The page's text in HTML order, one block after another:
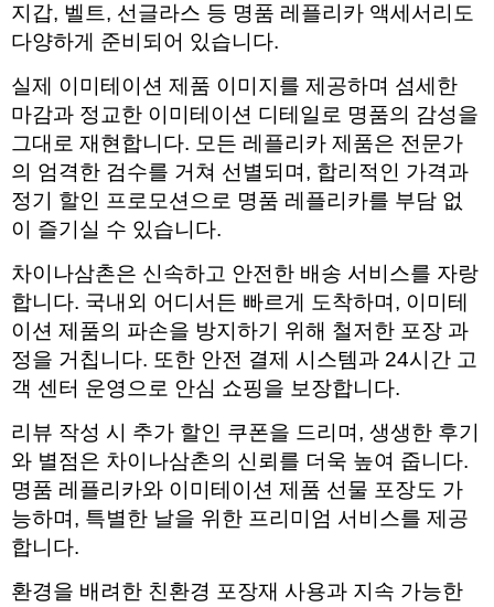
지갑, 벨트, 선글라스 등 명품 레플리카 액세서리도
다양하게 준비되어 있습니다.
실제 이미테이션 제품 이미지를 제공하며 섬세한
마감과 정교한 이미테이션 디테일로 명품의 감성을
그대로 재현합니다. 모든 레플리카 제품은 전문가
의 엄격한 검수를 거쳐 선별되며, 합리적인 가격과
정기 할인 프로모션으로 명품 레플리카를 부담 없
이 즐기실 수 있습니다.
차이나삼촌은 신속하고 안전한 배송 서비스를 자랑
합니다. 국내외 어디서든 빠르게 도착하며, 이미테
이션 제품의 파손을 방지하기 위해 철저한 포장 과
정을 거칩니다. 또한 안전 결제 시스템과 24시간 고
객 센터 운영으로 안심 쇼핑을 보장합니다.
리뷰 작성 시 추가 할인 쿠폰을 드리며, 생생한 후기
와 별점은 차이나삼촌의 신뢰를 더욱 높여 줍니다.
명품 레플리카와 이미테이션 제품 선물 포장도 가
능하며, 특별한 날을 위한 프리미엄 서비스를 제공
합니다.
환경을 배려한 친환경 포장재 사용과 지속 가능한